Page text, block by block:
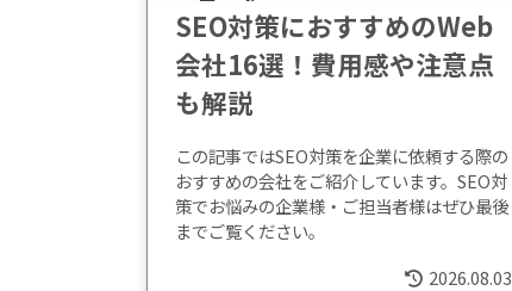
SEO対策におすすめのWeb
会社16選！費用感や注意点
も解説
この記事ではSEO対策を企業に依頼する際の
おすすめの会社をご紹介しています。SEO対
策でお悩みの企業様・ご担当者様はぜひ最後
までご覧ください。
2026.08.03